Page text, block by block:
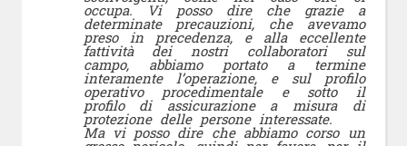
occupa. Vi posso dire che grazie a
determinate precauzioni, che avevamo
preso in precedenza, e alla eccellente
fattività dei nostri collaboratori sul
campo, abbiamo portato a termine
interamente l’operazione, e sul profilo
operativo procedimentale e sotto il
profilo di assicurazione a misura di
protezione delle persone interessate.
Ma vi posso dire che abbiamo corso un